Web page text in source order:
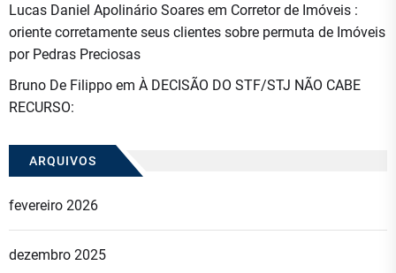
Lucas Daniel Apolinário Soares em Corretor de Imóveis :
oriente corretamente seus clientes sobre permuta de Imóveis
por Pedras Preciosas
Bruno De Filippo em À DECISÃO DO STF/STJ NÃO CABE
RECURSO:
ARQUIVOS
fevereiro 2026
dezembro 2025